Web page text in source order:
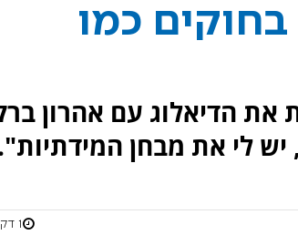
כמו
הדיאלוג עם אהרון
לי את מבחן
1 דקות